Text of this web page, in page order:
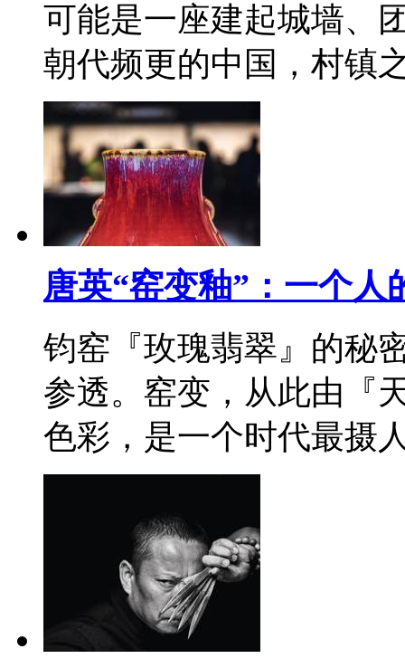
可能是一座建起城墙、
朝代频更的中国，村镇
唐英“窑变釉”：一个人
钧窑『玫瑰翡翠』的秘
参透。窑变，从此由『
色彩，是一个时代最